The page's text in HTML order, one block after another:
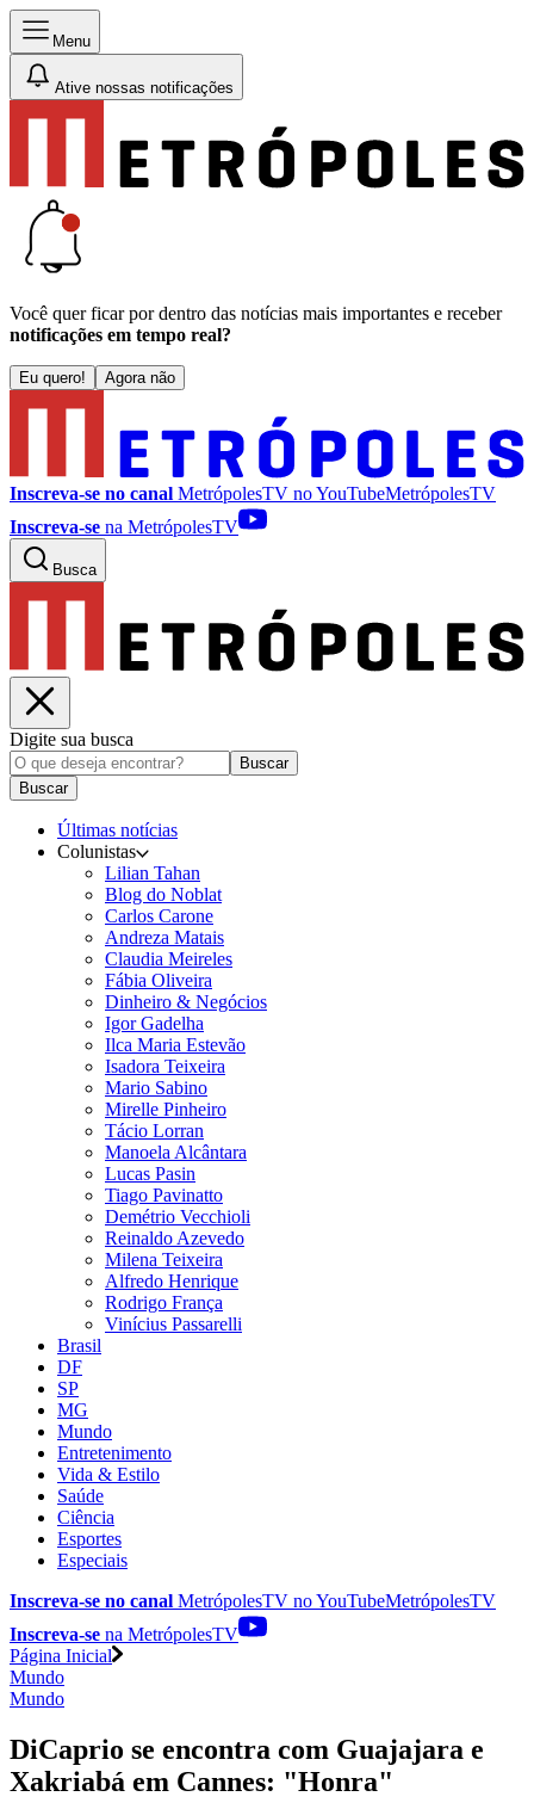
Menu
Ative nossas notificações
Você quer ficar por dentro das notícias mais importantes e receber
notificações em tempo real?
Eu quero! Agora não
Inscreva-se no canal MetrópolesTV noYouTubeMetrópolesTV
Inscreva-se na MetrópolesTV
Busca
Digite sua busca
Buscar
Buscar
Últimas notícias
Colunistas
Lilian Tahan
Blog do Noblat
Carlos Carone
Andreza Matais
Claudia Meireles
Fábia Oliveira
Dinheiro & Negócios
Igor Gadelha
Ilca Maria Estevão
Isadora Teixeira
Mario Sabino
Mirelle Pinheiro
Tácio Lorran
Manoela Alcântara
Lucas Pasin
Tiago Pavinatto
Demétrio Vecchioli
Reinaldo Azevedo
Milena Teixeira
Alfredo Henrique
Rodrigo França
Vinícius Passarelli
Brasil
DF
SP
MG
Mundo
Entretenimento
Vida & Estilo
Saúde
Ciência
Esportes
Especiais
Inscreva-se no canal MetrópolesTV noYouTubeMetrópolesTV
Inscreva-se na MetrópolesTV
Página Inicial
Mundo
Mundo
DiCaprio se encontra com Guajajara e
Xakriabá em Cannes: "Honra"